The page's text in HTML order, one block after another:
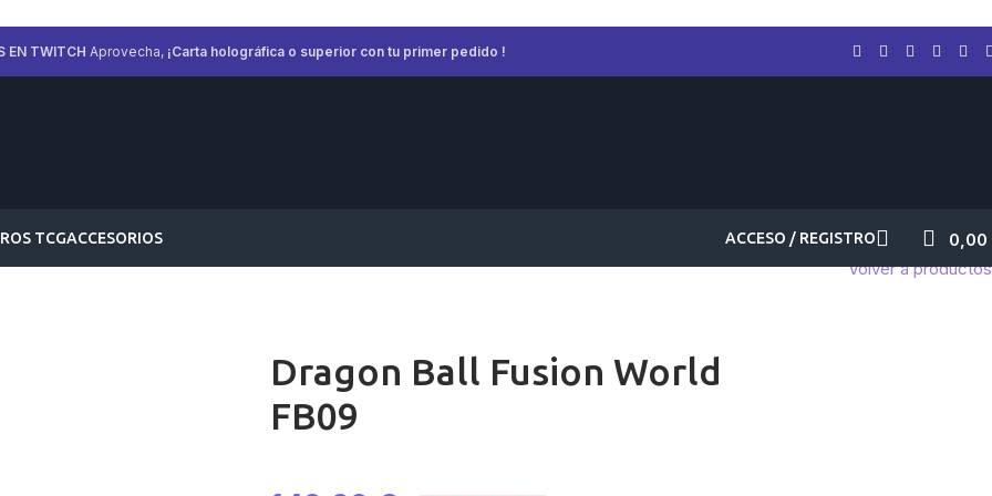
EN TWITCH Aprovecha, ¡Carta holográfica o superior con tu primer pedido !
TCGACCESORIOS ACCESO / REGISTRO
0,00
Volver a productos
Dragon Ball Fusion World
FB09